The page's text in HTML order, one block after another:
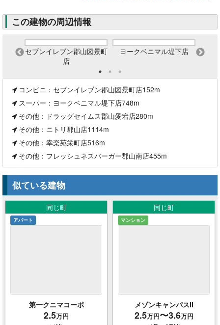
この建物の周辺情報
セブンイレブン郡山図景町
店
ヨークベニマル堤下店 ドラ
コンビニ：セブンイレブン郡山図景町店152m
スーパー：ヨークベニマル堤下店748m
その他：ドラッグセイムス郡山愛宕店280m
その他：ニトリ郡山店1114m
その他：幸楽苑栄町店516m
その他：フレッシュネスバーガー郡山南店455m
似ている建物
同じ町
アパート
第一クニマコーポ
2.5万円
同じ町
マンション
メゾンキャンパスII
2.5万円〜3.6万円